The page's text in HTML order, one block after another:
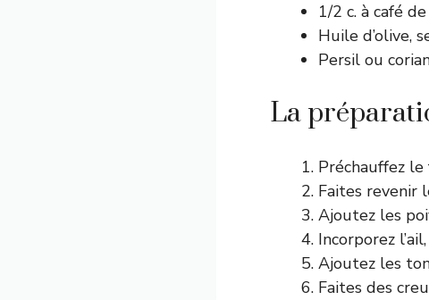
1/2 c. à café
Huile d’olive,
Persil ou
La
Préchauffez le
Faites revenir
Ajoutez les
Incorporez
Ajoutez les
Faites des